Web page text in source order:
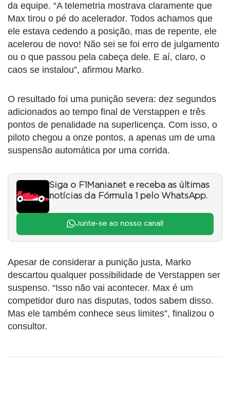
da equipe. “A telemetria mostrava claramente que
Max tirou o pé do acelerador. Todos achamos que
ele estava cedendo a posição, mas de repente, ele
acelerou de novo! Não sei se foi erro de julgamento
ou o que passou pela cabeça dele. E aí, claro, o
caos se instalou”, afirmou Marko.
O resultado foi uma punição severa: dez segundos
adicionados ao tempo final de Verstappen e três
pontos de penalidade na superlicença. Com isso, o
piloto chegou a onze pontos, a apenas um de uma
suspensão automática por uma corrida.
Siga o F1Mania.net e receba as últimas
notícias da Fórmula 1 pelo WhatsApp.
Junte-se ao nosso canal!
Apesar de considerar a punição justa, Marko
descartou qualquer possibilidade de Verstappen ser
suspenso. “Isso não vai acontecer. Max é um
competidor duro nas disputas, todos sabem disso.
Mas ele também conhece seus limites”, finalizou o
consultor.